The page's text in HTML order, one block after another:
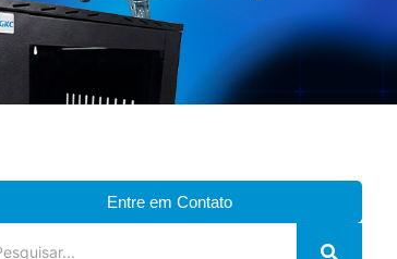
Entre em Contato